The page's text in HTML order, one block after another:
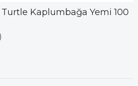
Kaplumbağa Yemi 100